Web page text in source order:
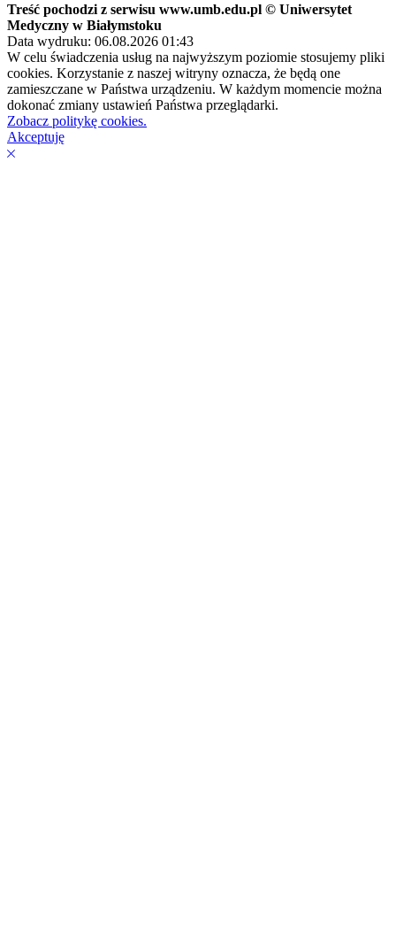
Treść pochodzi z serwisu www.umb.edu.pl © Uniwersytet
Medyczny w Białymstoku
Data wydruku: 06.08.2026 01:43
W celu świadczenia usług na najwyższym poziomie stosujemy pliki
cookies. Korzystanie z naszej witryny oznacza, że będą one
zamieszczane w Państwa urządzeniu. W każdym momencie można
dokonać zmiany ustawień Państwa przeglądarki.
Zobacz politykę cookies.
Akceptuję